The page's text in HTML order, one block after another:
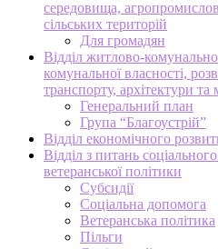
середовища,
сільських територій
Для громадян
Відділ житлово-
комунальної власності,
транспорту, архітектури та
Генеральний план
Група “Благоустрій”
Відділ економічного
Відділ з питань
ветеранської політики
Субсидії
Соціальна допомога
Ветеранська політика
Пільги